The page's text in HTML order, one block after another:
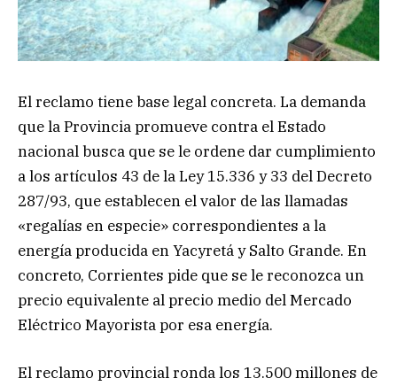
El reclamo tiene base legal concreta. La demanda
que la Provincia promueve contra el Estado
nacional busca que se le ordene dar cumplimiento
a los artículos 43 de la Ley 15.336 y 33 del Decreto
287/93, que establecen el valor de las llamadas
«regalías en especie» correspondientes a la
energía producida en Yacyretá y Salto Grande. En
concreto, Corrientes pide que se le reconozca un
precio equivalente al precio medio del Mercado
Eléctrico Mayorista por esa energía.
El reclamo provincial ronda los 13.500 millones de